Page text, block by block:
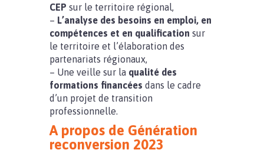
CEP sur le territoire régional,
– L’analyse des besoins en emploi, en
compétences et en qualification sur
le territoire et l’élaboration des
partenariats régionaux,
– Une veille sur la qualité des
formations financées dans le cadre
d’un projet de transition
professionnelle.
A propos de Génération
reconversion 2023